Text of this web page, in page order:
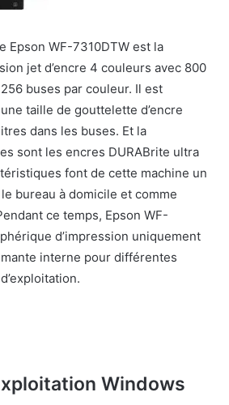
Epson WF-7310DTW est la
jet d’encre 4 couleurs avec 800
buses par couleur. Il est
taille de gouttelette d’encre
dans les buses. Et la
sont les encres DURABrite ultra
font de cette machine un
bureau à domicile et comme
ce temps, Epson WF-
d’impression uniquement
interne pour différentes
Windows